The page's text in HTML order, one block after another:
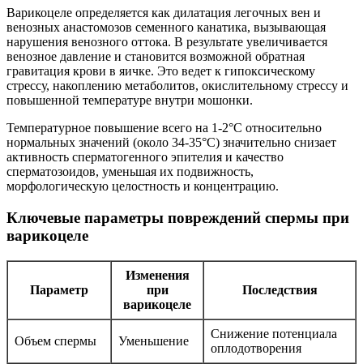
Варикоцеле определяется как дилатация легочных вен и
венозных анастомозов семенного канатика, вызывающая
нарушения венозного оттока. В результате увеличивается
венозное давление и становится возможной обратная
гравитация крови в яичке. Это ведет к гипоксическому
стрессу, накоплению метаболитов, окислительному стрессу и
повышенной температуре внутри мошонки.
Температурное повышение всего на 1-2°C относительно
нормальных значений (около 34-35°C) значительно снизает
активность сперматогенного эпителия и качество
сперматозоидов, уменьшая их подвижность,
морфологическую целостность и концентрацию.
Ключевые параметры повреждений спермы при
варикоцеле
Параметр
Изменения
при
варикоцеле
Последствия
Объем спермы Уменьшение
Снижение потенциала
оплодотворения